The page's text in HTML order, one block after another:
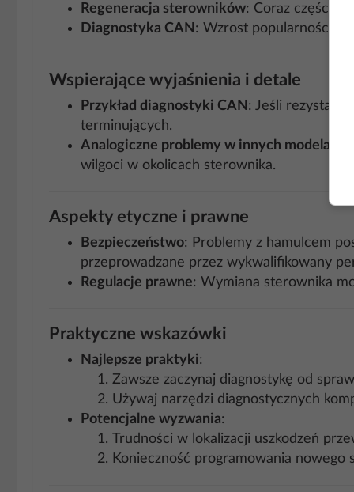
Regeneracja sterowników: Coraz częściej
Diagnostyka CAN : Wzrost popularności
Wspierające wyjaśnienia i detale
Przykład diagnostyki CAN : Jeśli
terminujących.
Analogiczne problemy w innych modelach
wilgoci w okolicach sterownika.
Aspekty etyczne i prawne
Bezpieczeństwo: Problemy z hamulcem
przeprowadzane przez wykwalifikowany
Regulacje prawne: Wymiana sterownika
Praktyczne wskazówki
Najlepsze praktyki:
Zawsze zaczynaj diagnostykę od
Używaj narzędzi diagnostycznych
Potencjalne wyzwania:
Trudności w lokalizacji uszkodzeń
Konieczność programowania nowego